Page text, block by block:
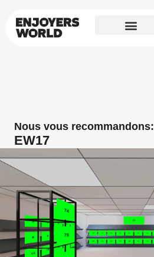
Nous vous recommandons:
EW17